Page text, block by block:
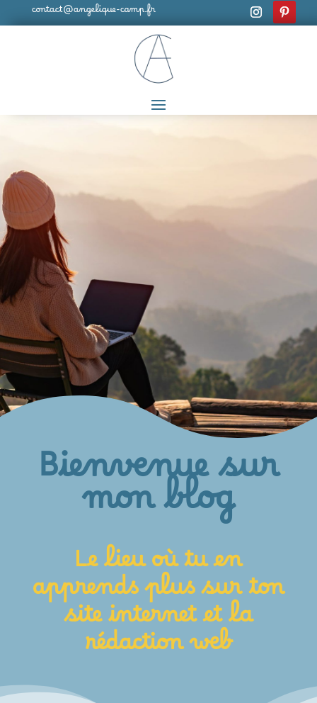
contact@angelique-camp.fr
Bienvenue sur
mon blog
Le lieu où tu en
apprends plus sur ton
site internet et la
rédaction web